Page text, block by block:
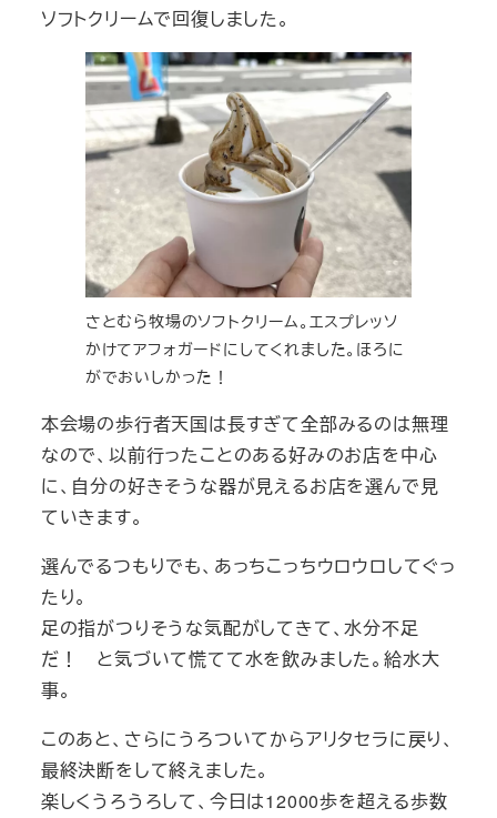
ソフトクリームで回復しました。
さとむら牧場のソフトクリーム。エスプレッソ
かけてアフォガードにしてくれました。ほろに
がでおいしかった！
本会場の歩行者天国は長すぎて全部みるのは無理
なので、以前行ったことのある好みのお店を中心
に、自分の好きそうな器が見えるお店を選んで見
ていきます。
選んでるつもりでも、あっちこっちウロウロしてぐっ
たり。
足の指がつりそうな気配がしてきて、水分不足
だ！ と気づいて慌てて水を飲みました。給水大
事。
このあと、さらにうろついてからアリタセラに戻り、
最終決断をして終えました。
楽しくうろうろして、今日は12000歩を超える歩数